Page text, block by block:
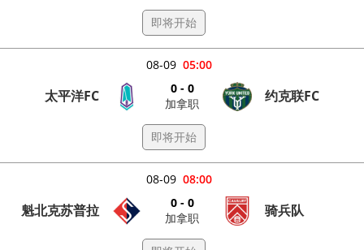
即将开始
05:00
08-09
太平洋FC
0 - 0
加拿职
约克联FC
即将开始
08:00
08-09
魁北克苏普拉
0 - 0
加拿职
骑兵队